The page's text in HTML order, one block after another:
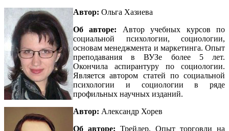
Автор: Ольга Хазиева
Об авторе: Автор учебных курсов по
социальной психологии, социологии,
основам менеджмента и маркетинга. Опыт
преподавания в ВУЗе более 5 лет.
Окончила аспирантуру по социологии.
Является автором статей по социальной
психологии и социологии в ряде
профильных научных изданий.
Автор: Александр Хорев
Об авторе: Трейдер. Опыт торговли на